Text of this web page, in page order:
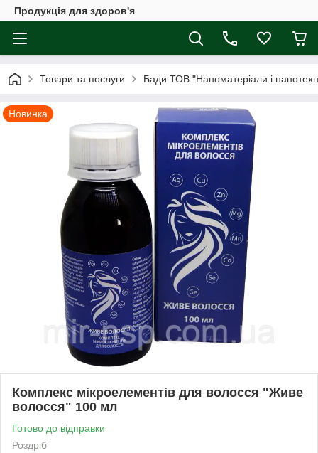
Продукція для здоров'я
Товари та послуги Бади ТОВ "Наноматеріали і
Новинка
Комплекс мікроелементів для волосся "Живе
волосся" 100 мл
Готово до відправки
Роздріб